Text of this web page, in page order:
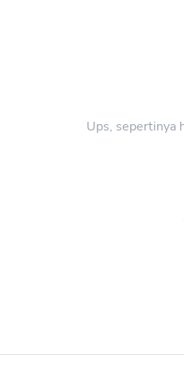
Ups, sepertinya